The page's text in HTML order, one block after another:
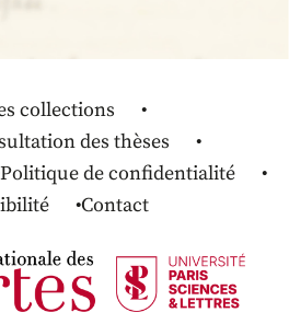
collections
des thèses
Politique de confidentialité
Contact